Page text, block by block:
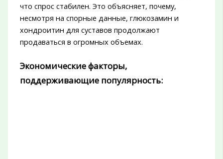
что спрос стабилен. Это объясняет, почему,
несмотря на спорные данные, глюкозамин и
хондроитин для суставов продолжают
продаваться в огромных объемах.
Экономические факторы,
поддерживающие популярность: